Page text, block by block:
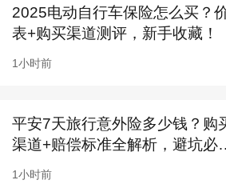
(一)人保健康福少儿重疾险的
(1)最长能分30年缴费
症/中症，就能够免交后续保费。
(2)等待期更短
2025电动自行车保险怎么买？
表+购买渠道测评，新手收藏！
1小时前
平安7天旅行意外险多少钱？购
渠道+赔偿标准全解析，避坑必
看！
1小时前